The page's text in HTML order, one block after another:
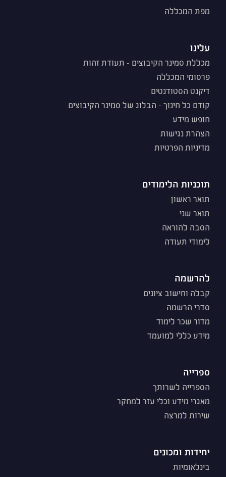
מפת המכללה
עלינו
מכללת סמינר הקיבוצים - תעודת זהות
פרסומי המכללה
דיקנט הסטודנטים
קודם כל חינוך - הבלוג של סמינר הקיבוצים
חופש מידע
הצהרת נגישות
מדיניות הפרטיות
תוכניות הלימודים
תואר ראשון
תואר שני
הסבה להוראה
לימודי תעודה
להרשמה
קבלה וחישוב ציונים
סדרי הרשמה
מדור שכר לימוד
מידע כללי למועמד
ספרייה
הספרייה לשרותך
מאגרי מידע וכלי עזר למחקר
שירות למרצה
יחידות ומכונים
בינלאומיות